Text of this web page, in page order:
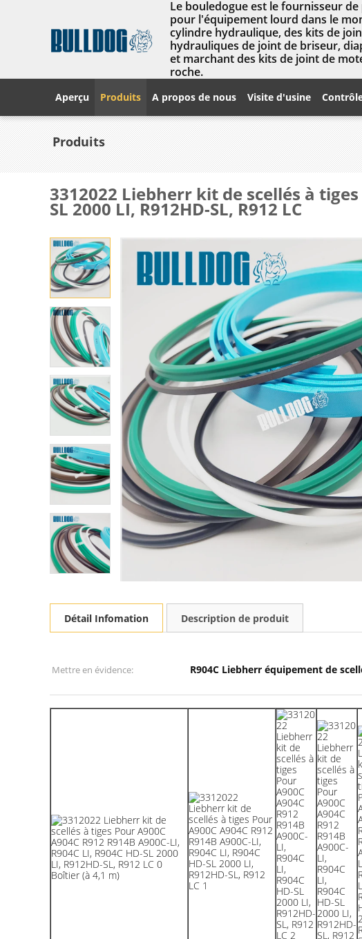
Le bouledogue est le fournisseur
pour l'équipement lourd dans le
cylindre hydraulique, des kits de
hydrauliques de joint de briseur,
et marchant des kits de joint de
roche.
Aperçu Produits A propos de nous Visite d'usine
Produits
3312022 Liebherr kit de scellés à tiges
SL 2000 LI, R912HD-SL, R912 LC
Détail Infomation Description de produit
Mettre en évidence: R904C Liebherr équipement de
Boîtier (à 4,1 m)